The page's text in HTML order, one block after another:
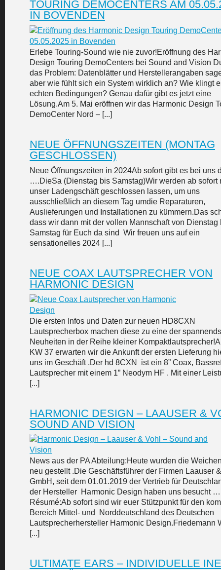
TOURING DEMOCENTERS AM
IN BOVENDEN
Erlebe Touring-Sound wie nie zuvor!Eröffnung des
Design Touring DemoCenters bei Sound and Vision
das Problem: Datenblätter und Herstellerangaben
aber wie fühlt sich ein System wirklich an? Wie klingt
echten Bedingungen? Genau dafür gibt es jetzt eine
Lösung.Am 5. Mai eröffnen wir das Harmonic Design
DemoCenter Nord – [...]
NEUE ÖFFNUNGSZEITEN (MONTAG
GESCHLOSSEN)
Neue Öffnungszeiten in 2024Ab sofort gibt es bei uns
….DieSa (Dienstag bis Samstag)Wir werden ab sofort
unser Ladengschäft geschlossen lassen, um uns
ausschließlich an diesem Tag umdie Reparaturen,
Auslieferungen und Installationen zu kümmern.Das
dass wir dann mit der vollen Mannschaft von Dienstag
Samstag für Euch da sind Wir freuen uns auf ein
sensationelles 2024 [...]
NEUE COAX LAUTSPRECHER VON
HARMONIC DESIGN
Die ersten Infos und Daten zur neuen HD8CXN
Lautsprecherbox machen diese zu eine der
Neuheiten in der Reihe kleiner
KW 37 erwarten wir die Ankunft der ersten Lieferung
uns im Geschäft .Der hd 8CXN ist ein 8” Coax,
Lautsprecher mit einem 1” Neodym HF . Mit einer
[...]
HARMONIC DESIGN – LAAUSER &
SOUND AND VISION
News aus der PA Abteilung:Heute wurden die
neu gestellt .Die Geschäftsführer der Firmen Laauser
GmbH, seit dem 01.01.2019 der Vertrieb für
der Hersteller Harmonic Design haben uns besucht
Résumé:Ab sofort sind wir euer Stützpunkt für den
Bereich Mittel- und Norddeutschland des Deutschen
Lautsprecherhersteller Harmonic Design.Friedemann
[...]
ULTIMATE EARS – INDIVIDUELLE